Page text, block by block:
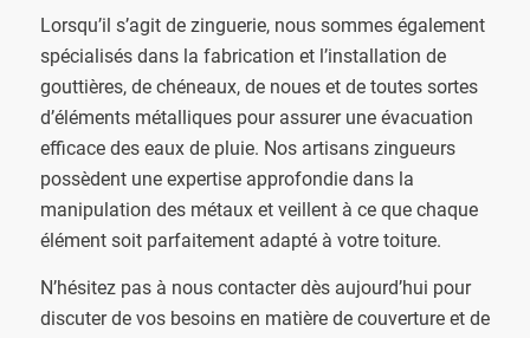
Lorsqu’il s’agit de zinguerie, nous sommes également
spécialisés dans la fabrication et l’installation de
gouttières, de chéneaux, de noues et de toutes sortes
d’éléments métalliques pour assurer une évacuation
efficace des eaux de pluie. Nos artisans zingueurs
possèdent une expertise approfondie dans la
manipulation des métaux et veillent à ce que chaque
élément soit parfaitement adapté à votre toiture.
N’hésitez pas à nous contacter dès aujourd’hui pour
discuter de vos besoins en matière de couverture et de